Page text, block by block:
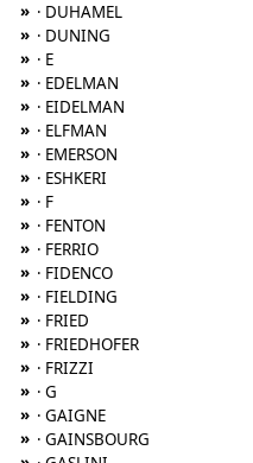
» · DUHAMEL
» · DUNING
» · E
» · EDELMAN
» · EIDELMAN
» · ELFMAN
» · EMERSON
» · ESHKERI
» · F
» · FENTON
» · FERRIO
» · FIDENCO
» · FIELDING
» · FRIED
» · FRIEDHOFER
» · FRIZZI
» · G
» · GAIGNE
» · GAINSBOURG